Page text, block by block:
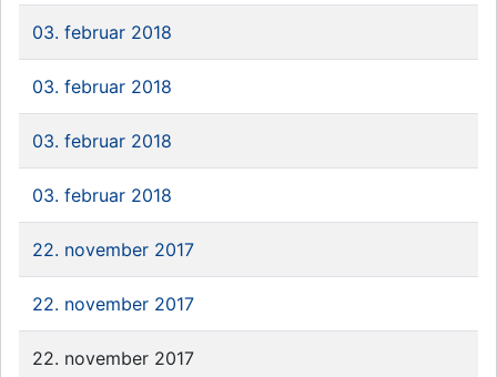
03. februar 2018
03. februar 2018
03. februar 2018
03. februar 2018
22. november 2017
22. november 2017
22. november 2017